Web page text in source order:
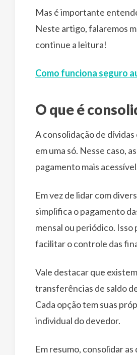
Mas é importante
Neste artigo, falaremos
continue a leitura!
Como funciona seguro
O que é
A consolidação de
em uma só. Nesse caso,
pagamento mais
Em vez de lidar com
simplifica o pagamento
mensal ou periódico.
facilitar o controle das
Vale destacar que
transferências de saldo
Cada opção tem suas
individual do devedor.
Em resumo, consolidar